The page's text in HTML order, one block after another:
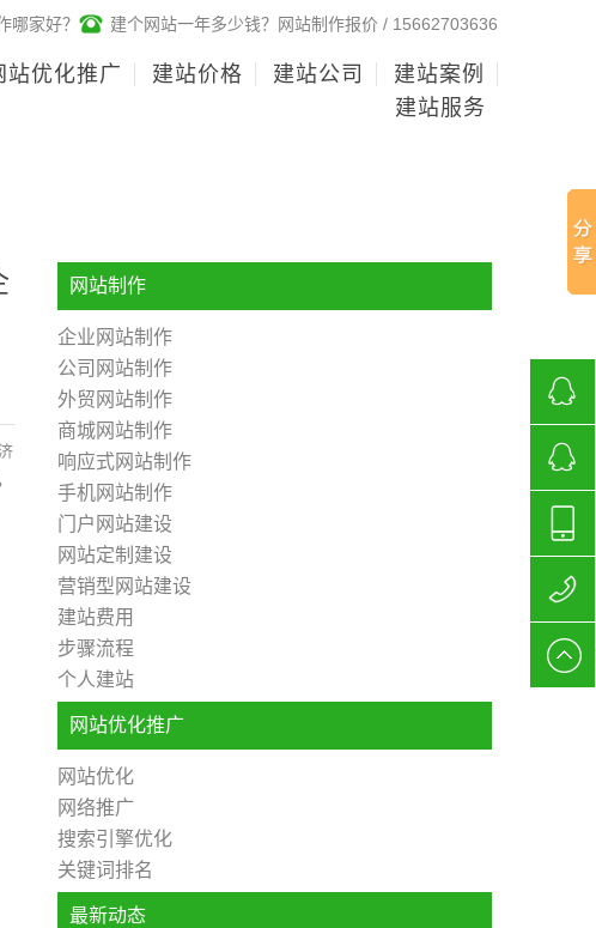
哪家好？ 建个网站一年多少钱？网站制作报价 / 15662703636
站优化推广 建站价格 建站公司
建站案例
建站服务
网站制作
企业网站制作
公司网站制作
外贸网站制作
商城网站制作
响应式网站制作
手机网站制作
门户网站建设
网站定制建设
营销型网站建设
建站费用
步骤流程
个人建站
网站优化推广
网站优化
网络推广
搜索引擎优化
关键词排名
最新动态
站制作
公司
网站制